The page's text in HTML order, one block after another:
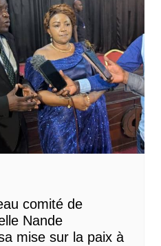
comité de
Nande
mise sur la paix à